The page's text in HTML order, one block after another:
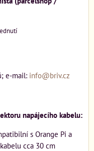
e-mail: info@briv.cz
napájecího kabelu:
s Orange Pi a
cca 30 cm